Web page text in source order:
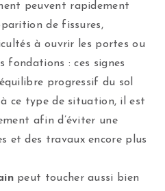
peuvent rapidement
de fissures,
à ouvrir les portes ou
fondations : ces signes
progressif du sol
ce type de situation, il est
afin d’éviter une
et des travaux encore plus
peut toucher aussi bien